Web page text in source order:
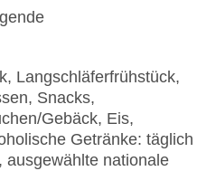
in der Lobby:
inklusive, in der
Gebühr, Barzahlung
/ VISA, MasterCard, EC
Langschläferfrühstück,
Snacks,
Gebäck, Eis,
Getränke: täglich
ausgewählte nationale